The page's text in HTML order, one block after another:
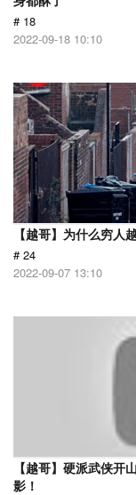
# 18
2022-09-18 10:10
【越哥】为什么穷人
# 24
2022-09-07 13:10
【越哥】硬派武侠开
影！